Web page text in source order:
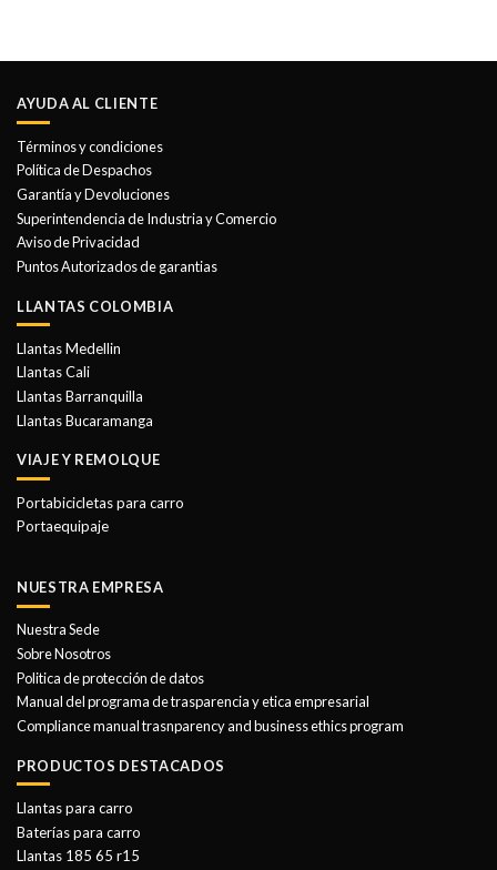
múltiples
Las
elegir
en
la
página
de
AYUDA AL CLIENTE
Términos y condiciones
Política de Despachos
Garantía y Devoluciones
Superintendencia de Industria y Comercio
Aviso de Privacidad
Puntos Autorizados de garantias
LLANTAS COLOMBIA
Llantas Medellin
Llantas Cali
Llantas Barranquilla
Llantas Bucaramanga
VIAJE Y REMOLQUE
Portabicicletas para carro
Portaequipaje
NUESTRA EMPRESA
Nuestra Sede
Sobre Nosotros
Politica de protección de datos
Manual del programa de trasparencia y etica empresarial
Compliance manual trasnparency and business ethics program
PRODUCTOS DESTACADOS
Llantas para carro
Baterías para carro
Llantas 185 65 r15